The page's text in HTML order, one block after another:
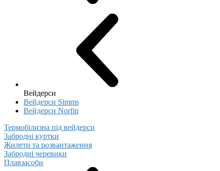
Вейдерси
Вейдерси Simms
Вейдерси Norfin
Термобілизна під вейдерси
Забродні куртки
Жилети та розвантаження
Забродні черевики
Плавзасоби